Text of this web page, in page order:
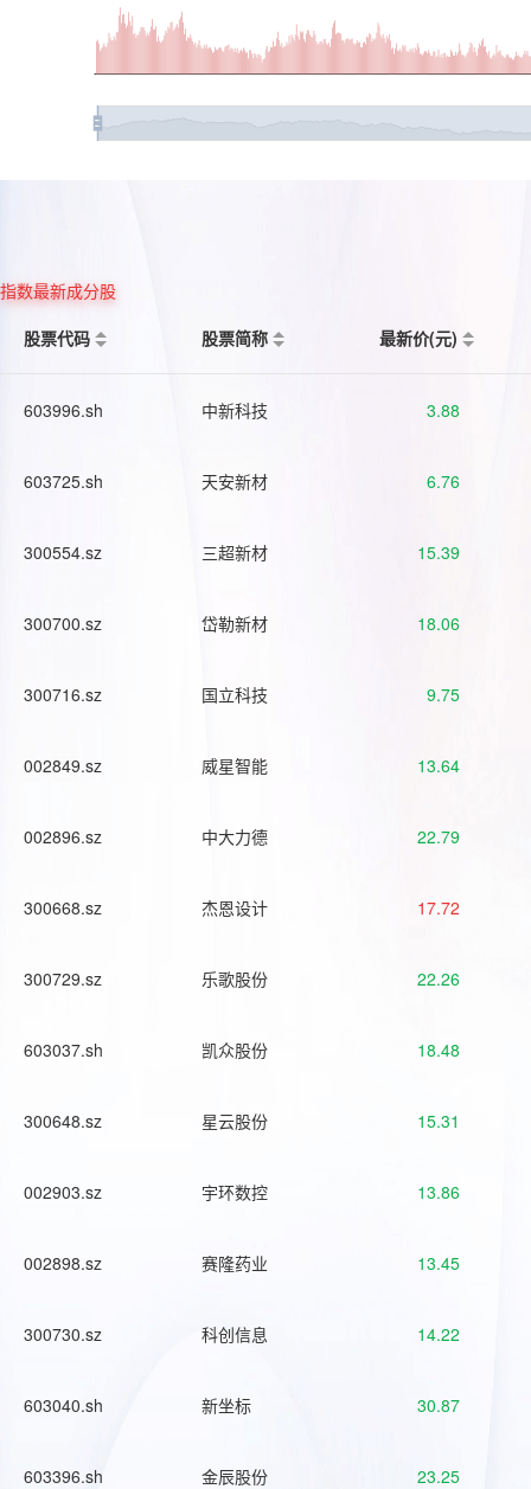
指数最新成分股
股票代码
股票简称 最新价(元)
603996.sh 中新科技 3.88
603725.sh 天安新材 6.76
300554.sz 三超新材 15.39
300700.sz 岱勒新材 18.06
300716.sz 国立科技 9.75
002849.sz 威星智能 13.64
002896.sz 中大力德 22.79
300668.sz 杰恩设计 17.72
300729.sz 乐歌股份 22.26
603037.sh 凯众股份 18.48
300648.sz 星云股份 15.31
002903.sz 宇环数控 13.86
002898.sz 赛隆药业 13.45
300730.sz 科创信息 14.22
603040.sh 新坐标 30.87
603396.sh 金辰股份 23.25